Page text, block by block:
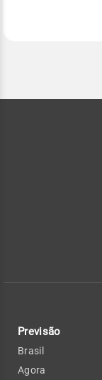
Previsão
Brasil
Agora